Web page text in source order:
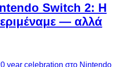
Switch 2: Η
— αλλά